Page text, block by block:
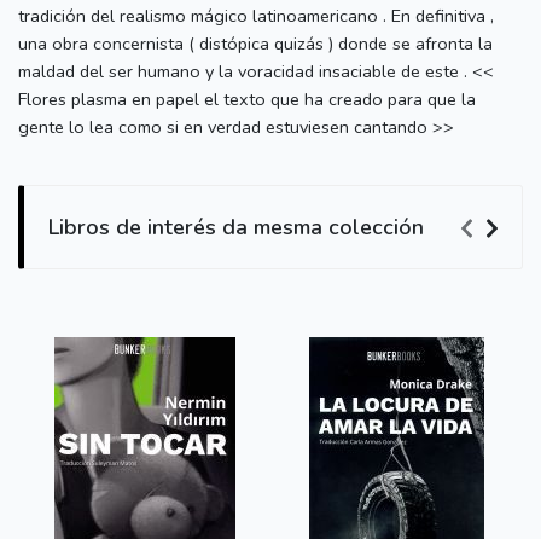
tradición del realismo mágico latinoamericano . En definitiva ,
una obra concernista ( distópica quizás ) donde se afronta la
maldad del ser humano y la voracidad insaciable de este . <<
Flores plasma en papel el texto que ha creado para que la
gente lo lea como si en verdad estuviesen cantando >>
Libros de interés da mesma colección